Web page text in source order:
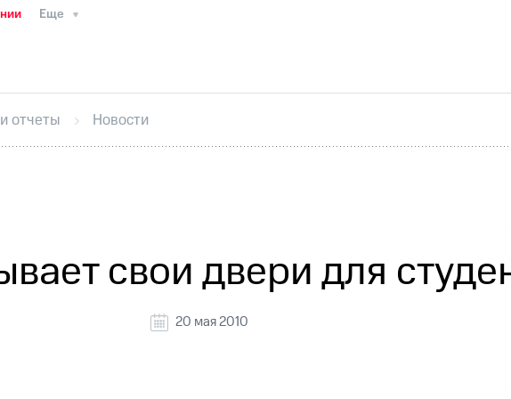
Еще
ИнтервьюФинансовая отчетностьКонтактыНовости в
секретарьРаскрытие информации
кабинет акционераАкционерный капиталКонтроль и аудит
отчеты Новости
свои двери для
20 мая 2010